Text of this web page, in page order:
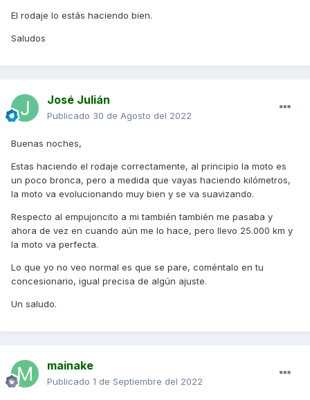
me ha llegado a dormir un poco la mano en un trayecto
alguna vibracion. Ya os digo, es mi primera scooter y no
está todo ok o si he tenido mala suerte. Otra cosa más, la
moto me marca de consumo medio 2,6L, no creo que sea
lleno, y la reserva me ha saltado con unos 300 y poco.
Gracias por las respuestas
El rodaje lo estás haciendo bien.
Saludos
José Julián
Publicado 30 de Agosto del 2022
Buenas noches,
Estas haciendo el rodaje correctamente, al principio la moto es
un poco bronca, pero a medida que vayas haciendo kilómetros,
la moto va evolucionando muy bien y se va suavizando.
Respecto al empujoncito a mi también también me pasaba y
ahora de vez en cuando aún me lo hace, pero llevo 25.000 km y
la moto va perfecta.
Lo que yo no veo normal es que se pare, coméntalo en tu
concesionario, igual precisa de algún ajuste.
Un saludo.
mainake
Publicado 1 de Septiembre del 2022